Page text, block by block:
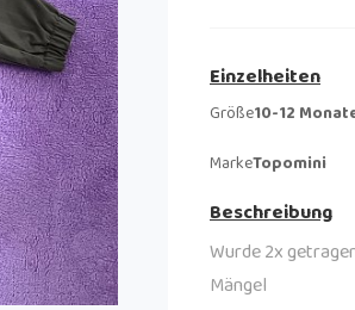
Einzelheiten
Größe10-12
MarkeTopomini
Beschreibung
Wurde 2x
Mängel